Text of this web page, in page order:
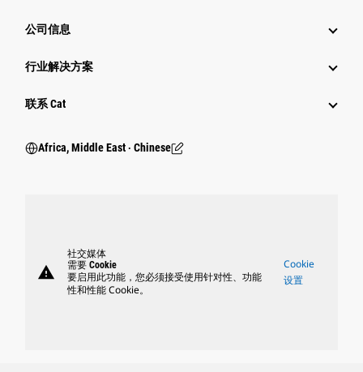
公司信息
行业解决方案
行业
联系 Cat
Africa, Middle East ‧ Chinese
warning
社交媒体
需要 Cookie
要启用此功能，您必须接受使用针对性、功能
性和性能 Cookie。
Cookie
设置